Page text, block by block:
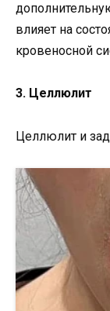
влияет на
кровеносной
3. Целлюлит
Целлюлит и